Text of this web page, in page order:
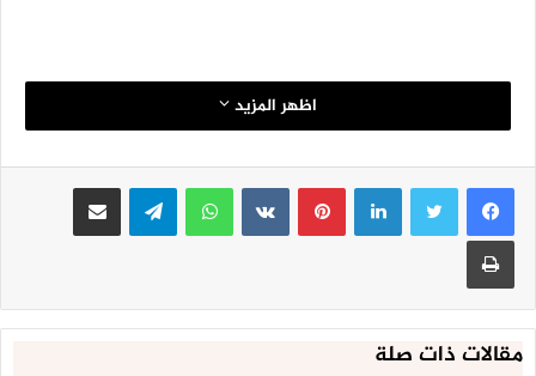
اظهر المزيد
لينكدإنبينتيريست واتساب تيلقرام مشاركة عبر البريد
طباعة
مقالات ذات صلة